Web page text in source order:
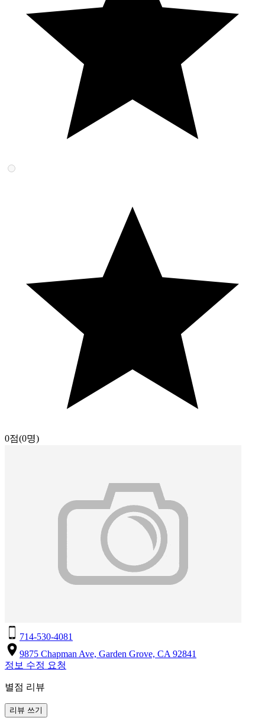
0점(0명)
714-530-4081
9875 Chapman Ave, Garden Grove, CA 92841
정보 수정 요청
별점 리뷰
리뷰 쓰기